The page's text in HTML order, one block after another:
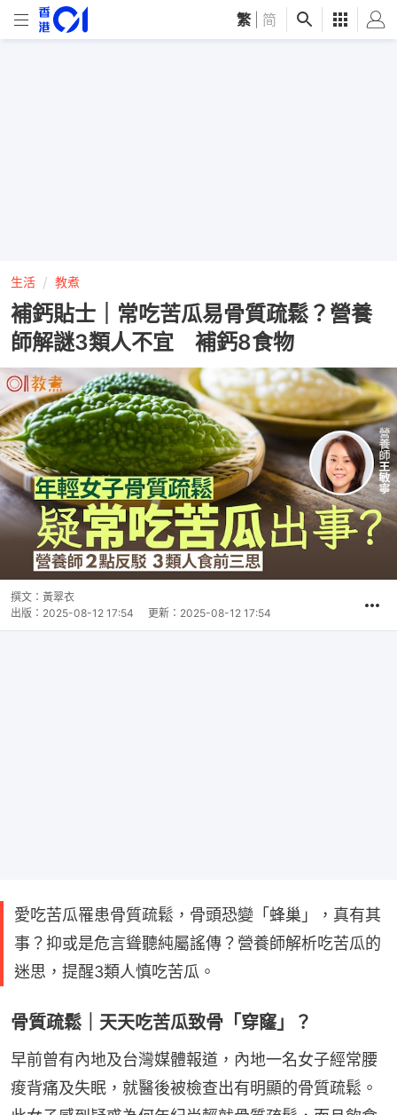
繁 简
生活 教煮
補鈣貼士｜常吃苦瓜易骨質疏鬆？營養
師解謎3類人不宜 補鈣8食物
撰文： 黃翠衣
出版： 2025-08-12 17:54 更新： 2025-08-12 17:54
愛吃苦瓜罹患骨質疏鬆，骨頭恐變「蜂巢」，真有其
事？抑或是危言聳聽純屬謠傳？營養師解析吃苦瓜的
迷思，提醒3類人慎吃苦瓜。
骨質疏鬆｜天天吃苦瓜致骨「穿窿」？
早前曾有內地及台灣媒體報道，內地一名女子經常腰
痠背痛及失眠，就醫後被檢查出有明顯的骨質疏鬆。